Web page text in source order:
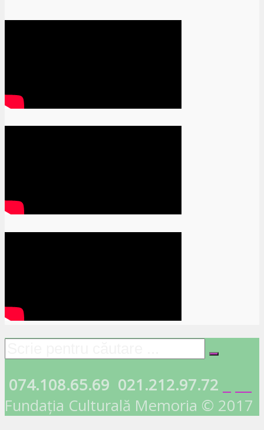
074.108.65.69 021.212.97.72
Fundația Culturală Memoria © 2017